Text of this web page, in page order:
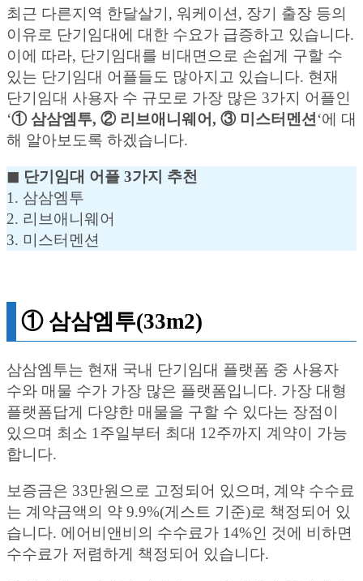
최근 다른지역 한달살기, 워케이션, 장기 출장 등의
이유로 단기임대에 대한 수요가 급증하고 있습니다.
이에 따라, 단기임대를 비대면으로 손쉽게 구할 수
있는 단기임대 어플들도 많아지고 있습니다. 현재
단기임대 사용자 수 규모로 가장 많은 3가지 어플인
‘① 삼삼엠투, ② 리브애니웨어, ③ 미스터멘션 ‘에 대
해 알아보도록 하겠습니다.
◼︎ 단기임대 어플 3가지 추천
1. 삼삼엠투
2. 리브애니웨어
3. 미스터멘션
① 삼삼엠투(33m2)
삼삼엠투는 현재 국내 단기임대 플랫폼 중 사용자
수와 매물 수가 가장 많은 플랫폼입니다. 가장 대형
플랫폼답게 다양한 매물을 구할 수 있다는 장점이
있으며 최소 1주일부터 최대 12주까지 계약이 가능
합니다.
보증금은 33만원으로 고정되어 있으며, 계약 수수료
는 계약금액의 약 9.9%(게스트 기준)로 책정되어 있
습니다. 에어비앤비의 수수료가 14%인 것에 비하면
수수료가 저렴하게 책정되어 있습니다.